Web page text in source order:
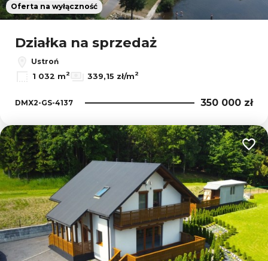
Oferta na wyłączność
Działka na sprzedaż
Ustroń
1 032 m2 339,15 zł/m2
DMX2-GS-4137 350 000 zł